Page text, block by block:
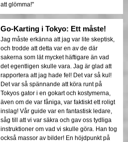
att glömma!"
Go-Karting i Tokyo: Ett måste!
Jag måste erkänna att jag var lite skeptisk,
och trodde att detta var en av de där
sakerna som lät mycket häftigare än vad
det egentligen skulle vara. Jag är glad att
rapportera att jag hade fel! Det var så kul!
Det var så spännande att köra runt på
Tokyos gator i en gokart och kostymerna,
även om de var fåniga, var faktiskt ett roligt
inslag! Vår guide var en fantastisk ledare,
såg till att vi var säkra och gav oss tydliga
instruktioner om vad vi skulle göra. Han tog
också massor av bilder! En höjdpunkt på